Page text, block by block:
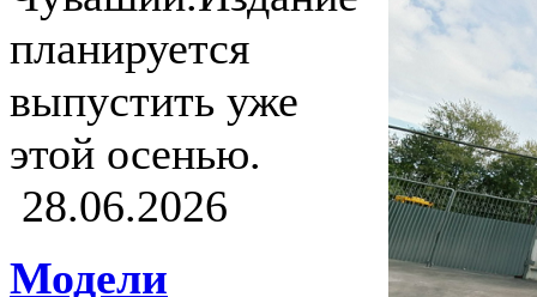
планируется
выпустить уже
этой осенью.
28.06.2026
Модели